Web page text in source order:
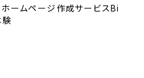
ホームページ作成サービスBi